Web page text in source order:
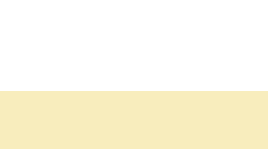
маринованные